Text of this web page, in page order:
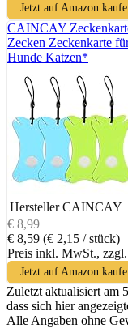
Jetzt auf Amazon
CAINCAY
Zecken Zeckenkarte
Hunde Katzen*
Hersteller CAINCAY
€ 8,99
€ 8,59 (€ 2,15 / stück)
Preis inkl. MwSt., zzgl.
Jetzt auf Amazon
Zuletzt aktualisiert am
dass sich hier
Alle Angaben ohne